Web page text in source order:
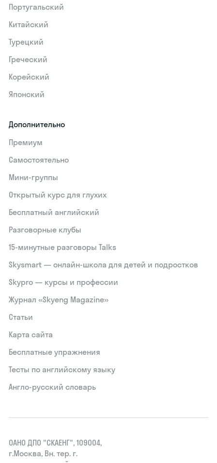
Португальский
Китайский
Турецкий
Греческий
Корейский
Японский
Дополнительно
Премиум
Самостоятельно
Мини-группы
Открытый курс для глухих
Бесплатный английский
Разговорные клубы
15‑минутные разговоры Talks
Skysmart — онлайн-школа для детей и подростков
Skypro — курсы и профессии
Журнал «Skyeng Magazine»
Статьи
Карта сайта
Бесплатные упражнения
Тесты по английскому языку
Англо-русский словарь
ОАНО ДПО "СКАЕНГ", 109004,
г.Москва, Вн. тер. г.